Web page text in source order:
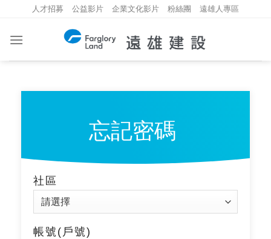
人才招募 公益影片 企業文化影片 粉絲團 遠雄人專區
忘記密碼
社區
帳號(戶號)